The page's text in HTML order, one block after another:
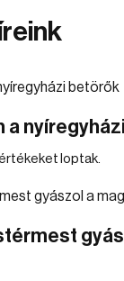
a
loptak.